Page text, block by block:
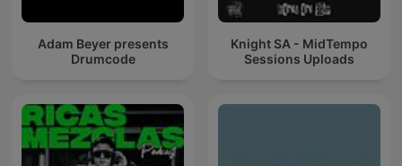
Adam Beyer presents
Drumcode
Knight SA - MidTempo
Sessions Uploads